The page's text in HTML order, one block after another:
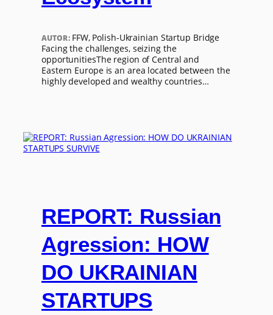
AUTOR: FFW, Polish-Ukrainian Startup Bridge
Facing the challenges, seizing the
opportunitiesThe region of Central and
Eastern Europe is an area located between the
highly developed and wealthy countries…
REPORT: Russian
Agression: HOW
DO UKRAINIAN
STARTUPS